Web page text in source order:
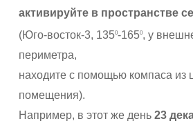
активируйте в пространстве
(Юго-восток-3, 1350-1650, у
периметра,
находите с помощью компаса из
помещения).
Например, в этот же день 23